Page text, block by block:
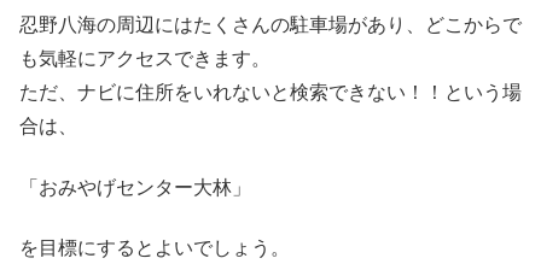
忍野八海の周辺にはたくさんの駐車場があり、どこからで
も気軽にアクセスできます。
ただ、ナビに住所をいれないと検索できない！！という場
合は、
「おみやげセンター大林」
を目標にするとよいでしょう。